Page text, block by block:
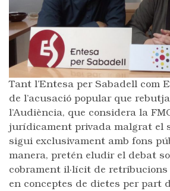
Tant l’Entesa per Sabadell com
de l’acusació popular que
l’Audiència, que considera la
jurídicament privada malgrat el
sigui exclusivament amb fons
manera, pretén eludir el debat
cobrament il·lícit de retribucions
en conceptes de dietes per part